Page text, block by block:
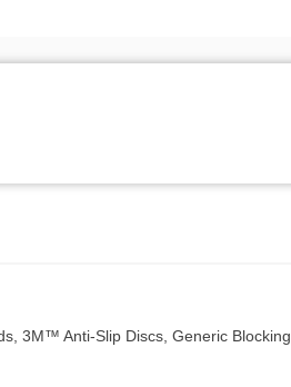
3M™ Anti-Slip Discs, Generic Blocking